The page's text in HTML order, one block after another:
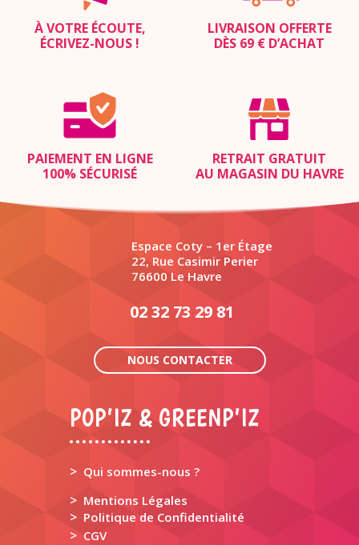
À VOTRE ÉCOUTE,
ÉCRIVEZ-NOUS !
LIVRAISON OFFERTE
DÈS 69 € D’ACHAT
PAIEMENT EN LIGNE
100% SÉCURISÉ
RETRAIT GRATUIT
AU MAGASIN DU HAVRE
Espace Coty – 1er Étage
22, Rue Casimir Perier
76600 Le Havre
02 32 73 29 81
NOUS CONTACTER
POP’IZ & GREENP’IZ
> Qui sommes-nous ?
> Mentions Légales
> Politique de Confidentialité
> CGV